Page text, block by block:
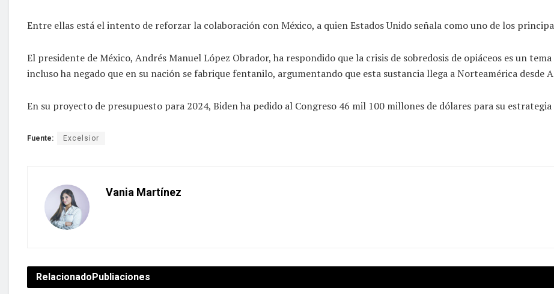
Entre ellas está el intento de reforzar la colaboración con México, a quien Estados Unido señala como uno de los
El presidente de México, Andrés Manuel López Obrador, ha respondido que la crisis de sobredosis de opiáceos es un
incluso ha negado que en su nación se fabrique fentanilo, argumentando que esta sustancia llega a Norteamérica desde
En su proyecto de presupuesto para 2024, Biden ha pedido al Congreso 46 mil 100 millones de dólares para su
Fuente: Excelsior
Vania Martínez
RelacionadoPubliaciones